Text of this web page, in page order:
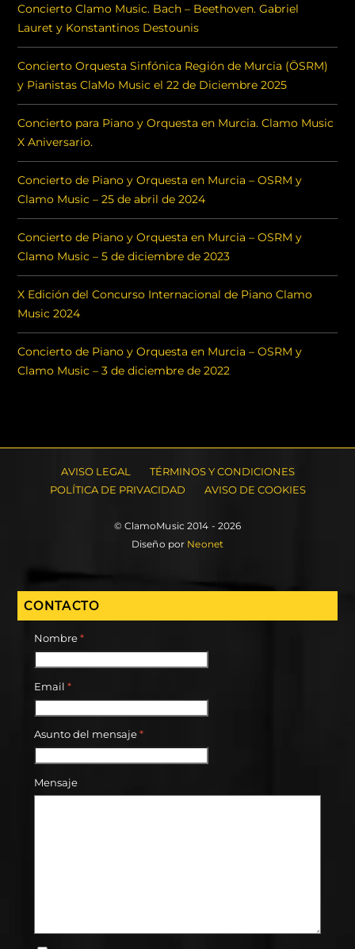
Concierto Clamo Music. Bach – Beethoven. Gabriel
Lauret y Konstantinos Destounis
Concierto Orquesta Sinfónica Región de Murcia (ÖSRM)
y Pianistas ClaMo Music el 22 de Diciembre 2025
Concierto para Piano y Orquesta en Murcia. Clamo Music
X Aniversario.
Concierto de Piano y Orquesta en Murcia – OSRM y
Clamo Music – 25 de abril de 2024
Concierto de Piano y Orquesta en Murcia – OSRM y
Clamo Music – 5 de diciembre de 2023
X Edición del Concurso Internacional de Piano Clamo
Music 2024
Concierto de Piano y Orquesta en Murcia – OSRM y
Clamo Music – 3 de diciembre de 2022
AVISO LEGAL
TÉRMINOS Y CONDICIONES
POLÍTICA DE PRIVACIDAD
AVISO DE COOKIES
© ClamoMusic 2014 - 2026
Diseño por Neonet
CONTACTO
Nombre*
Email *
Asunto del mensaje*
Mensaje